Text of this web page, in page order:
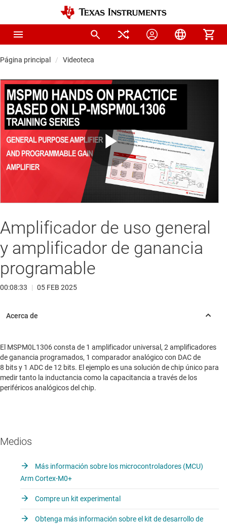
Página principal Videoteca
Play
Amplificador de uso general
y amplificador de ganancia
programable
00:08:33 | 05 FEB 2025
El MSPM0L1306 consta de 1 amplificador universal, 2 amplificadores
de ganancia programados, 1 comparador analógico con DAC de
8 bits y 1 ADC de 12 bits. El ejemplo es una solución de chip único para
medir tanto la inductancia como la capacitancia a través de los
periféricos analógicos del chip.
Medios
Más información sobre los microcontroladores (MCU)
Arm Cortex-M0+
Compre un kit experimental
Obtenga más información sobre el kit de desarrollo de